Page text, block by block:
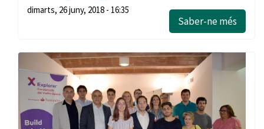
dimarts, 26 juny, 2018 - 16:35
Saber-ne més